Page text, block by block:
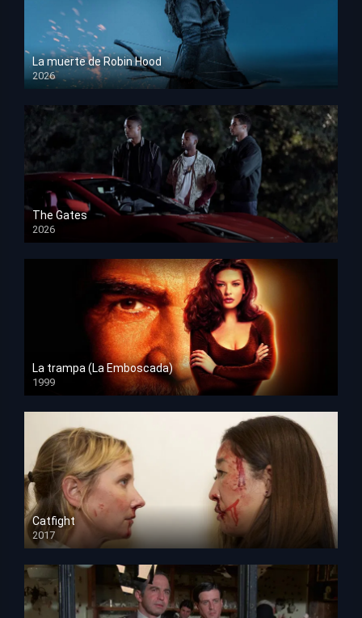
La muerte de Robin Hood
2026
HD 1080p
The Gates
2026
HD 1080p
La trampa (La Emboscada)
1999
HD 1080p
Catfight
2017
HD 720p